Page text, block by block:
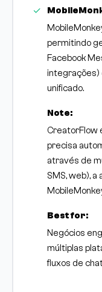
permitindo
Facebook
integrações)
unificado.
Note:
CreatorFlow
precisa
através de
SMS, web),
Best for:
Negócios
múltiplas
fluxos de